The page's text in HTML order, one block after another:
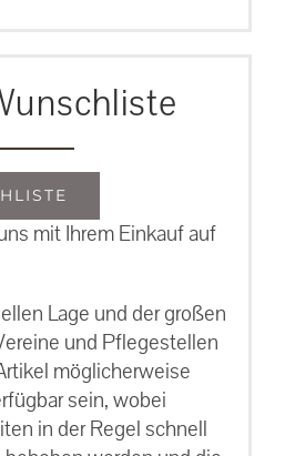
mit Ihrem Einkauf auf
Lage und der großen
und Pflegestellen
möglicherweise
sein, wobei
in der Regel schnell